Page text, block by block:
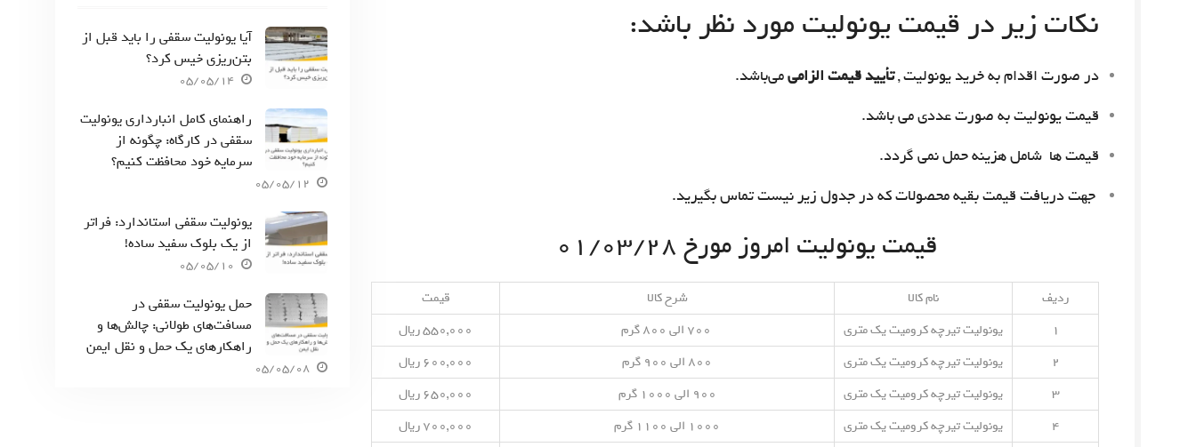
نکات زیر در قیمت یونولیت مورد نظر باشد:
در صورت اقدام به خرید یونولیت ,تأیید قیمت الزامیمی‌باشد.
قیمت یونولیت به صورت عددی می باشد.
قیمت ها شامل هزینه حمل نمی گردد.
جهت دریافت قیمت بقیه محصولات که در جدول زیر نیست تماس بگیرید.
قیمت یونولیت امروز مورخ ۰۱/۰۳/۲۸
ردیف نام کالا شرح کالا
قیمت
۱
یونولیت تیرچه کرومیت یک متری
۵۵۰,۰۰۰ ریال
۲
یونولیت تیرچه کرومیت یک متری ۸۰۰ الی ۹۰۰ گرم
۶۰۰,۰۰۰ ریال
۳
یونولیت تیرچه کرومیت یک متری ۹۰۰ الی ۱۰۰۰ گرم
۶۵۰,۰۰۰ ریال
۴
یونولیت تیرچه کرومیت یک متری ۱۰۰۰ الی ۱۱۰۰ گرم
۷۰۰,۰۰۰ ریال
آیا یونولیت سقفی را باید قبل از
بتن‌ریزی خیس کرد؟
05/05/14
راهنمای کامل انبارداری یونولیت
سقفی در کارگاه: چگونه از
سرمایه خود محافظت کنیم؟
05/05/12
یونولیت سقفی استاندارد: فراتر
از یک بلوک سفید ساده!
05/05/10
حمل یونولیت سقفی در
مسافت‌های طولانی: چالش‌ها و
راهکارهای یک حمل و نقل ایمن
05/05/08